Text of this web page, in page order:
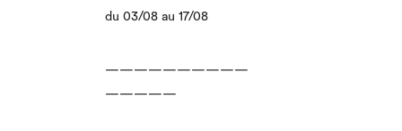
du 03/08 au 17/08
——————————
—————